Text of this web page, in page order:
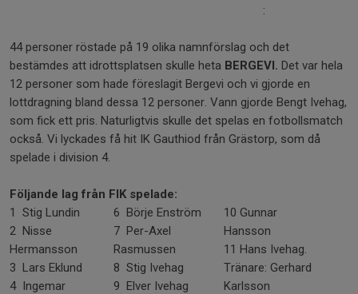
:
44 personer röstade på 19 olika namnförslag och det
bestämdes att idrottsplatsen skulle heta BERGEVI. Det var hela
12 personer som hade föreslagit Bergevi och vi gjorde en
lottdragning bland dessa 12 personer. Vann gjorde Bengt Ivehag,
som fick ett pris. Naturligtvis skulle det spelas en fotbollsmatch
också. Vi lyckades få hit IK Gauthiod från Grästorp, som då
spelade i division 4.
Följande lag från FIK spelade:
1 Stig Lundin
2 Nisse
Hermansson
3 Lars Eklund
4 Ingemar
6 Börje Enström
7 Per-Axel
Rasmussen
8 Stig Ivehag
9 Elver Ivehag
10 Gunnar
Hansson
11 Hans Ivehag.
Tränare: Gerhard
Karlsson